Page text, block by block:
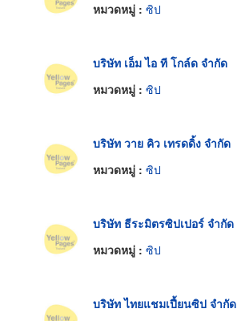
หมวดหมู่ : ซิป
บริษัท เอ็ม ไอ ที โกล์ด จำกัด
หมวดหมู่ : ซิป
บริษัท วาย คิว เทรดดิ้ง จำกัด
หมวดหมู่ : ซิป
บริษัท ธีระมิตรซิปเปอร์ จำกัด
หมวดหมู่ : ซิป
บริษัท ไทยแชมเปี้ยนซิป จำกัด